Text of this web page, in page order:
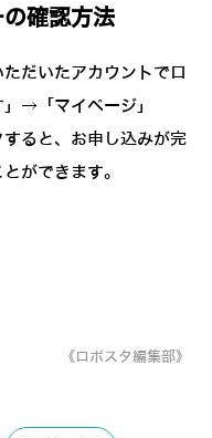
確認方法
だいたアカウントでロ
→「マイページ」
ると、お申し込みが完
ができます。
《ロボスタ編集部》